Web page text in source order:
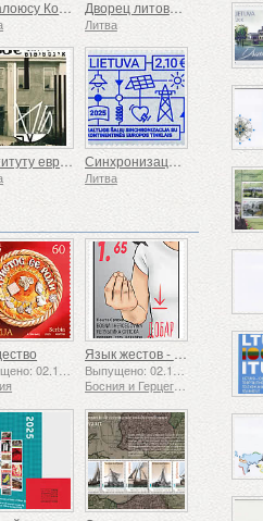
Микалоюсу Константинасу Чюрленису - 150 Дворец литовских поместий
Литва
Институту еврейской науки YIVO, 100 Синхронизация Балтийской энергосистемы с Европой
Литва
Язык жестов - Хорошо
Выпущено: 02.12.2025
Босния и Герцеговина - Республика Сербская